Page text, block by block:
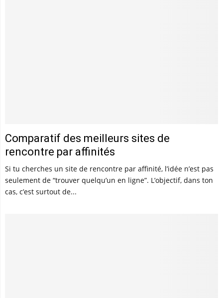
Comparatif des meilleurs sites de
rencontre par affinités
Si tu cherches un site de rencontre par affinité, l’idée n’est pas
seulement de “trouver quelqu’un en ligne”. L’objectif, dans ton
cas, c’est surtout de...